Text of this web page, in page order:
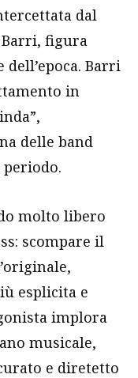
dal
figura
Barri
in
delle band
molto libero
scompare il
esplicita e
implora
musicale,
e diretetto